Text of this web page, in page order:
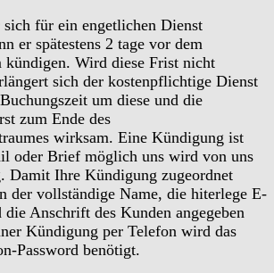
für ein engetlichen Dienst
er spätestens 2 tage vor dem
kündigen. Wird diese Frist nicht
sich der kostenpflichtige Dienst
um diese und die
zum Ende des
wirksam. Eine Kündigung ist
oder Brief möglich uns wird von uns
Damit Ihre Kündigung zugeordnet
der vollständige Name, die hiterlege E-
Anschrift des Kunden angegeben
Kündigung per Telefon wird das
Password benötigt.